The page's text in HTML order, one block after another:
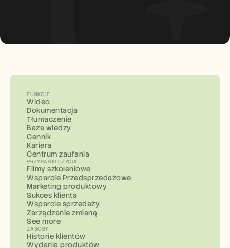
FUNKCJE
Wideo
Dokumentacja
Tłumaczenie
Baza wiedzy
Cennik
Kariera
Centrum zaufania
PRZYPADKI UŻYCIA
Filmy szkoleniowe
Wsparcie Przedsprzedażowe
Marketing produktowy
Sukces klienta
Wsparcie sprzedaży
Zarządzanie zmianą
See more
ZASOBY
Historie klientów
Wydania produktów